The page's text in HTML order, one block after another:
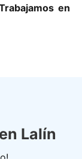
en
Lalín